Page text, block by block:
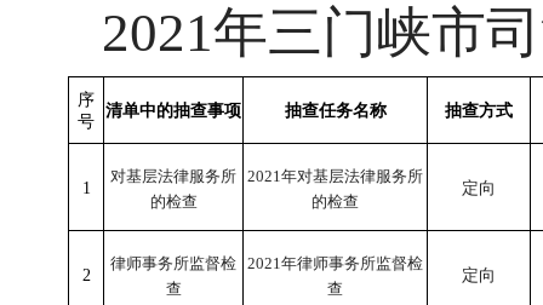
2021年三门峡市
序
号
清单中的抽查事项 抽查任务名称 抽查方式
1
对基层法律服务所
的检查
2021年对基层法律服务所
的检查
定向
2
律师事务所监督检
查
2021年律师事务所监督检
查
定向